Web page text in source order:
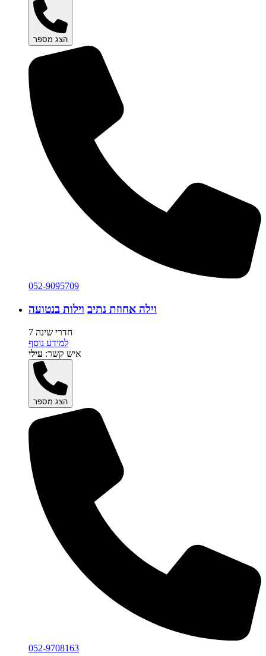
הצג מספר
052-9095709
וילה אחוזת נתיב וילות בנטועה
7 חדרי שינה
למידע נוסף
איש קשר: עילי
הצג מספר
052-9708163